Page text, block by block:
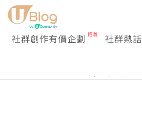
社群創作有價企劃 社群熱話